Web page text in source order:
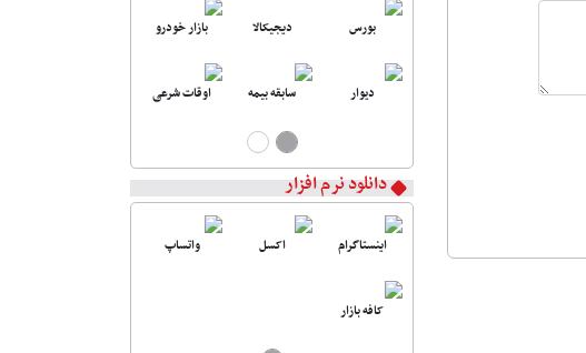
بورس دیجیکالا بازار خودرو
دیوار سابقه بیمه اوقات شرعی
دانلود نرم افزار
اینستاگرام اکسل واتساپ
کافه بازار